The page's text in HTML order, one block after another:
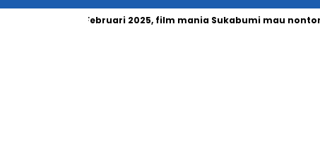
tayang Februari 2025, film mania Sukabumi mau nonton?